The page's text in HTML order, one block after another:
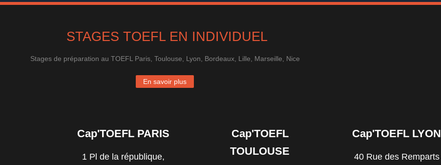
STAGES TOEFL EN INDIVIDUEL
Stages de préparation au TOEFL Paris, Toulouse, Lyon, Bordeaux, Lille, Marseille, Nice
En savoir plus
Cap'TOEFL PARIS
1 Pl de la république,
Cap'TOEFL
TOULOUSE
Cap'TOEFL LYON
40 Rue des Remparts